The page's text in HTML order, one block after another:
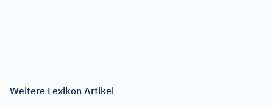
Weitere Lexikon Artikel